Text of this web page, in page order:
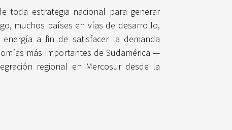
toda estrategia nacional para generar
muchos países en vías de desarrollo,
a fin de satisfacer la demanda
más importantes de Sudamérica —
regional en Mercosur desde la